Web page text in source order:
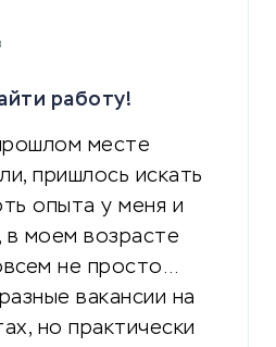
работу!
месте
пришлось искать
опыта у меня и
моем возрасте
не просто…
вакансии на
но практически